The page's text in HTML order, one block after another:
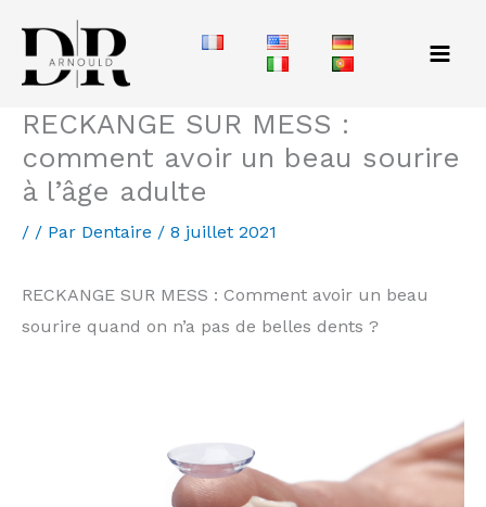
contenu
RECKANGE SUR MESS :
comment avoir un beau sourire
à l’âge adulte
/ / Par Dentaire / 8 juillet 2021
RECKANGE SUR MESS : Comment avoir un beau
sourire quand on n’a pas de belles dents ?